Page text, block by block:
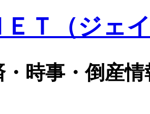
・時事・倒産